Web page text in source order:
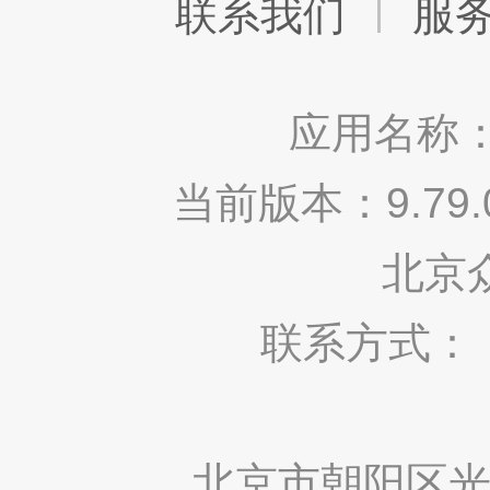
联系我们 服
应用名称
当前版本：
北京
联系方式